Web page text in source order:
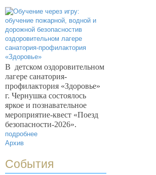
В детском оздоровительном
лагере санатория-
профилактория «Здоровье»
г. Чернушка состоялось
яркое и познавательное
мероприятие-квест «Поезд
безопасности-2026».
подробнее
Архив
События